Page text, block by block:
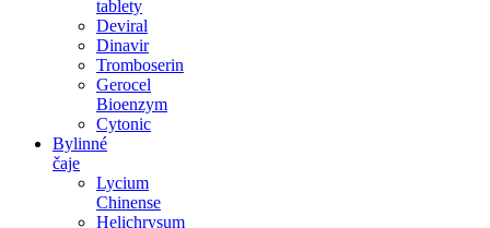
tablety
Deviral
Dinavir
Tromboserin
Gerocel
Bioenzym
Cytonic
Bylinné
čaje
Lycium
Chinense
Helichrysum